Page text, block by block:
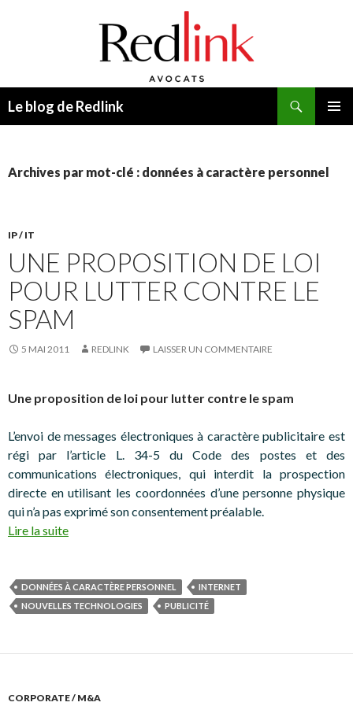
Le blog de Redlink
Archives par mot-clé : données à caractère personnel
IP / IT
UNE PROPOSITION DE LOI
POUR LUTTER CONTRE LE
SPAM
5 MAI 2011 REDLINK LAISSER UN COMMENTAIRE
Une proposition de loi pour lutter contre le spam
L’envoi de messages électroniques à caractère publicitaire est
régi par l’article L. 34-5 du Code des postes et des
communications électroniques, qui interdit la prospection
directe en utilisant les coordonnées d’une personne physique
qui n’a pas exprimé son consentement préalable.
Lire la suite
DONNÉES À CARACTÈRE PERSONNEL
INTERNET
NOUVELLES TECHNOLOGIES
PUBLICITÉ
CORPORATE / M&A